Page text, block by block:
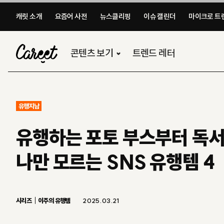
캐릿 소개 요즘어 사전 뉴스클리핑 이슈 캘린더 마이크로 트
콘텐츠 보기 트렌드 레터
유행지남
유행하는 포토 부스부터 독
나만 모르는 SNS 유행템 4
시리즈 이주의 유행템 2025.03.21